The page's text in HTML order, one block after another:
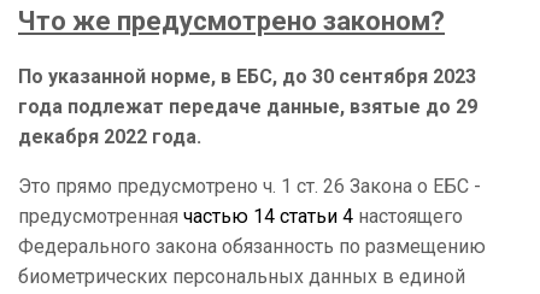
Что же предусмотрено законом?
По указанной норме, в ЕБС, до 30 сентября 2023
года подлежат передаче данные, взятые до 29
декабря 2022 года.
Это прямо предусмотрено ч. 1 ст. 26 Закона о ЕБС -
предусмотренная частью 14 статьи 4 настоящего
Федерального закона обязанность по размещению
биометрических персональных данных в единой